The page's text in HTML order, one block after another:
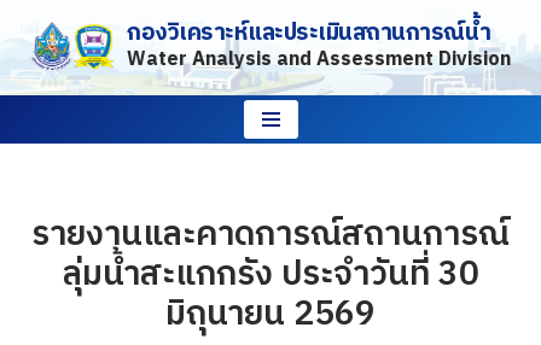
Skip
to
กองวิเคราะห์และประเมินสถานการณ์น้ำ
Water Analysis and Assessment Division
รายงานและคาดการณ์สถานการณ์
ลุ่มน้ำสะแกกรัง ประจำวันที่ 30
มิถุนายน 2569